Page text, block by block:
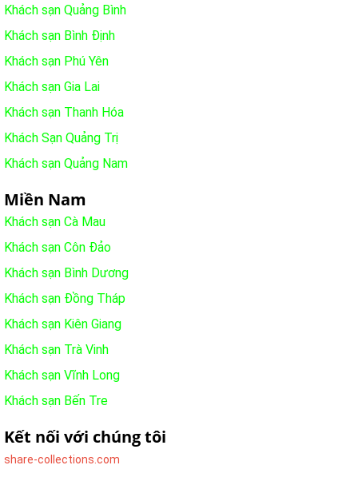
Khách sạn Quảng Bình
Khách sạn Bình Định
Khách sạn Phú Yên
Khách sạn Gia Lai
Khách sạn Thanh Hóa
Khách Sạn Quảng Trị
Khách sạn Quảng Nam
Miền Nam
Khách sạn Cà Mau
Khách sạn Côn Đảo
Khách sạn Bình Dương
Khách sạn Đồng Tháp
Khách sạn Kiên Giang
Khách sạn Trà Vinh
Khách sạn Vĩnh Long
Khách sạn Bến Tre
Kết nối với chúng tôi
share-collections.com